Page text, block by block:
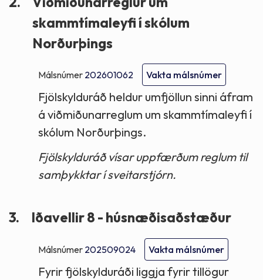
skammtímaleyfi í skólum
Norðurþings
Málsnúmer 202601062 Vakta málsnúmer
Fjölskylduráð heldur umfjöllun sinni áfram
á viðmiðunarreglum um skammtímaleyfi í
skólum Norðurþings.
Fjölskylduráð vísar uppfærðum reglum til
samþykktar í sveitarstjórn.
3. Iðavellir 8 - húsnæðisaðstæður
Málsnúmer 202509024 Vakta málsnúmer
Fyrir fjölskylduráði liggja fyrir tillögur